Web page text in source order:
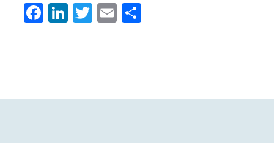
Facebook
LinkedIn
Twitter
Email